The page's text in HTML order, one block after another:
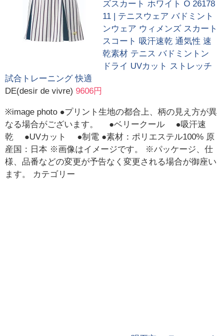
ズスカート ホワイト O 26178
11 | テニスウェア バドミント
ンウェア ウィメンズ スカート
スコート 吸汗速乾 通気性 速
乾素材 テニス バドミントン
ドライ UVカット ストレッチ
試合トレーニング 快適
DE(desir de vivre) 9606円
※image photo ●プリント生地の都合上、柄の見え方が異
なる場合がございます。 ●ベリークール ●吸汗速
乾 ●UVカット ●制電 ●素材：ポリエステル100% 原
産国：日本 ※画像はイメージです。 ※パッケージ、仕
様、品番などの変更が予告なく変更される場合が御座い
ます。 カテゴリー